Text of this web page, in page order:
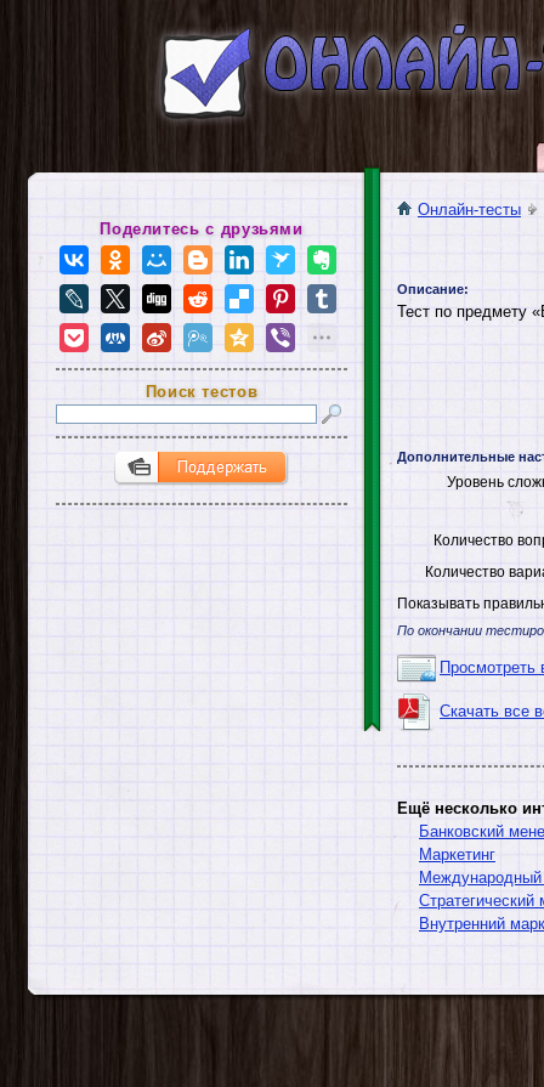
Онлайн-тесты
Описание:
Тест по предмету
Дополнительные
Уровень
Количество
Количество
Показывать
По окончании
Просмотреть
Скачать все
Ещё несколько
Банковский
Маркетинг
Международный
Стратегический
Внутренний
Поделитесь с друзьями
Поиск тестов